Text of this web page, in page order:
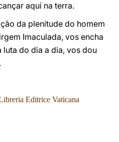
aqui na terra.
da plenitude do homem
Imaculada, vos encha
do dia a dia, vos dou
Editrice Vaticana